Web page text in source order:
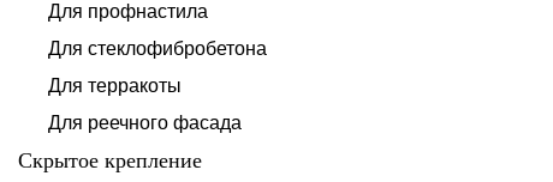
Для профнастила
Для стеклофибробетона
Для терракоты
Для реечного фасада
Скрытое крепление